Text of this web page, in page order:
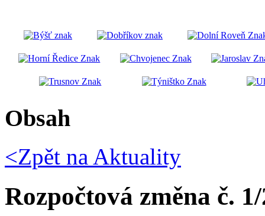
Obsah
<Zpět na Aktuality
Rozpočtová změna č.